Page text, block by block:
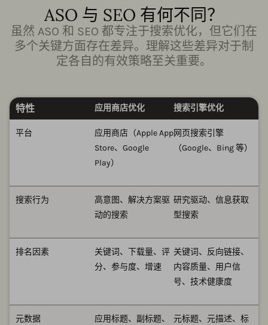
ASO 与 SEO 有何不同？
虽然 ASO 和 SEO 都专注于搜索优化，但它们在
多个关键方面存在差异。理解这些差异对于制
定各自的有效策略至关重要。
特性 应用商店优化 搜索引擎优化
平台
应用商店（Apple App
Store、Google
Play）
网页搜索引擎
（Google、Bing 等）
搜索行为
高意图、解决方案驱
动的搜索
研究驱动、信息获取
型搜索
排名因素
关键词、下载量、评
分、参与度、增速
关键词、反向链接、
内容质量、用户信
号、技术健康度
元数据
应用标题、副标题、
元标题、元描述、标